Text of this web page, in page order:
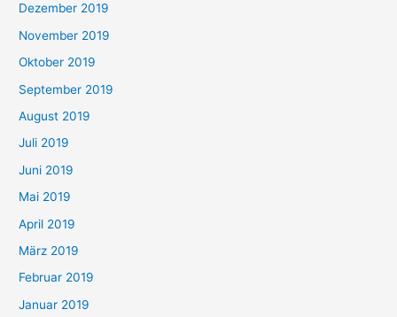
Dezember 2019
November 2019
Oktober 2019
September 2019
August 2019
Juli 2019
Juni 2019
Mai 2019
April 2019
März 2019
Februar 2019
Januar 2019